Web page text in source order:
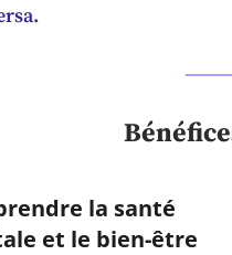
la santé
et le bien-être